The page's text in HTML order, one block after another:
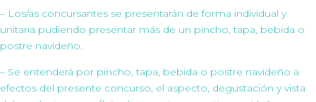
– Los/as concursantes se presentarán de forma individual y
unitaria pudiendo presentar más de un pincho, tapa, bebida o
postre navideño.
– Se entenderá por pincho, tapa, bebida o postre navideño a
efectos del presente concurso, el aspecto, degustación y vista